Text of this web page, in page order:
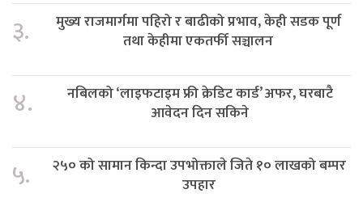
३.
मुख्य राजमार्गमा पहिरो र बाढीको प्रभाव, केही सडक पूर्ण
तथा केहीमा एकतर्फी सञ्चालन
४.
नबिलको ‘लाइफटाइम फ्री क्रेडिट कार्ड’ अफर, घरबाटै
आवेदन दिन सकिने
५.
२५० को सामान किन्दा उपभोक्ताले जिते १० लाखको बम्पर
उपहार